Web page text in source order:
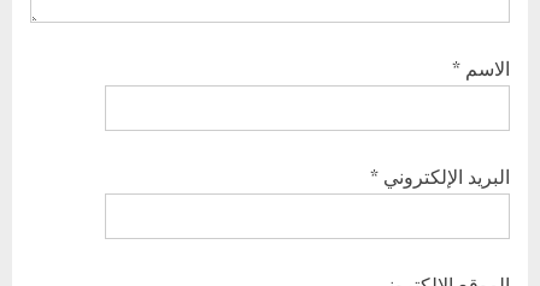
الاسم *
البريد الإلكتروني *